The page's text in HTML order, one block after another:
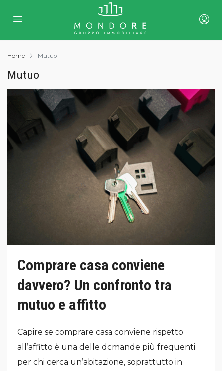
Home Mutuo
Mutuo
Comprare casa conviene
davvero? Un confronto tra
mutuo e affitto
Capire se comprare casa conviene rispetto
all’affitto è una delle domande più frequenti
per chi cerca un’abitazione, soprattutto in